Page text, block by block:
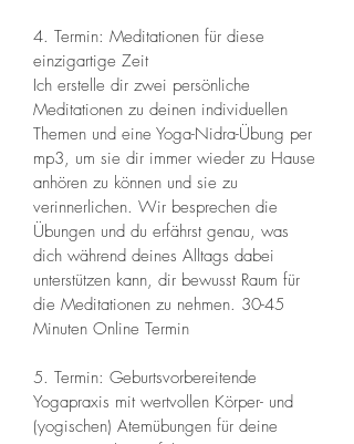
4. Termin: Meditationen für diese
einzigartige Zeit
Ich erstelle dir zwei persönliche
Meditationen zu deinen individuellen
Themen und eine Yoga-Nidra-Übung per
mp3, um sie dir immer wieder zu Hause
anhören zu können und sie zu
verinnerlichen. Wir besprechen die
Übungen und du erfährst genau, was
dich während deines Alltags dabei
unterstützen kann, dir bewusst Raum für
die Meditationen zu nehmen. 30-45
Minuten Online Termin
5. Termin: Geburtsvorbereitende
Yogapraxis mit wertvollen Körper- und
(yogischen) Atemübungen für deine